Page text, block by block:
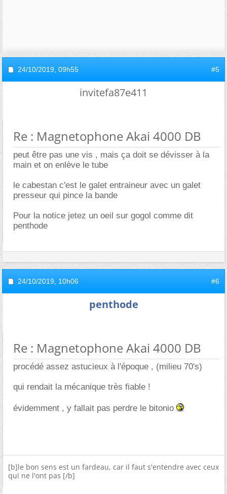
24/10/2019, 09h55 #5
invitefa87e411
Re : Magnetophone Akai 4000 DB
peut être pas une vis , mais ça doit se dévisser à la
main et on enlève le tube
le cabestan c'est le galet entraineur avec un galet
presseur qui pince la bande
Pour la notice jetez un oeil sur gogol comme dit
penthode
24/10/2019, 10h06 #6
penthode
Re : Magnetophone Akai 4000 DB
procédé assez astucieux à l'époque , (milieu 70's)
qui rendait la mécanique très fiable !
évidemment , y fallait pas perdre le bitonio
[b]le bon sens est un fardeau, car il faut s'entendre avec ceux
qui ne l'ont pas [/b]